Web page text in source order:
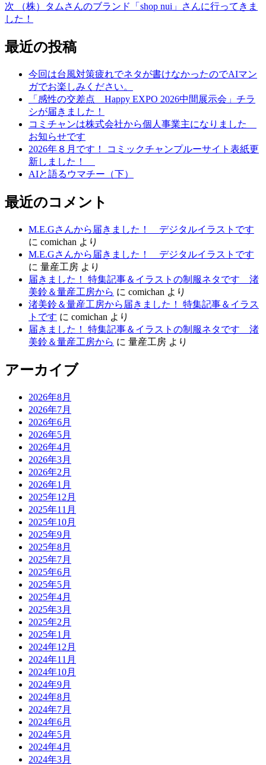
稿
ナ
ビ
投
稿:
次
次
の
稿:
（株）タムさんのブランド「shop nui」さんに行ってきま
した！
最近の投稿
今回は台風対策疲れでネタが書けなかったのでAIマン
ガでお楽しみください。
「感性の交差点 Happy EXPO 2026中間展示会」チラ
シが届きました！
コミチャンは株式会社から個人事業主になりました
お知らせです
2026年８月です！ コミックチャンプルーサイト表紙更
新しました！
AIと語るウマチー（下）
最近のコメント
M.E.Gさんから届きました！ デジタルイラストです
に comichan より
M.E.Gさんから届きました！ デジタルイラストです
に 量産工房 より
届きました！ 特集記事＆イラストの制服ネタです 渚
美鈴＆量産工房から に comichan より
渚美鈴＆量産工房から届きました！ 特集記事＆イラス
トです に comichan より
届きました！ 特集記事＆イラストの制服ネタです 渚
美鈴＆量産工房から に 量産工房 より
アーカイブ
2026年8月
2026年7月
2026年6月
2026年5月
2026年4月
2026年3月
2026年2月
2026年1月
2025年12月
2025年11月
2025年10月
2025年9月
2025年8月
2025年7月
2025年6月
2025年5月
2025年4月
2025年3月
2025年2月
2025年1月
2024年12月
2024年11月
2024年10月
2024年9月
2024年8月
2024年7月
2024年6月
2024年5月
2024年4月
2024年3月